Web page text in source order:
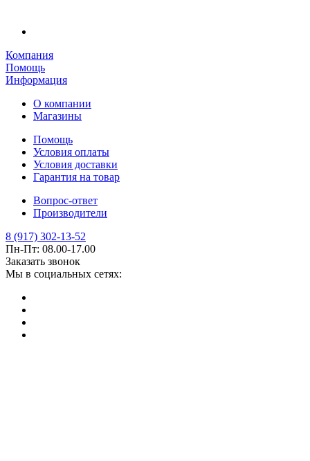
Компания
Помощь
Информация
О компании
Магазины
Помощь
Условия оплаты
Условия доставки
Гарантия на товар
Вопрос-ответ
Производители
8 (917) 302-13-52
Пн-Пт: 08.00-17.00
Заказать звонок
Мы в социальных сетях: